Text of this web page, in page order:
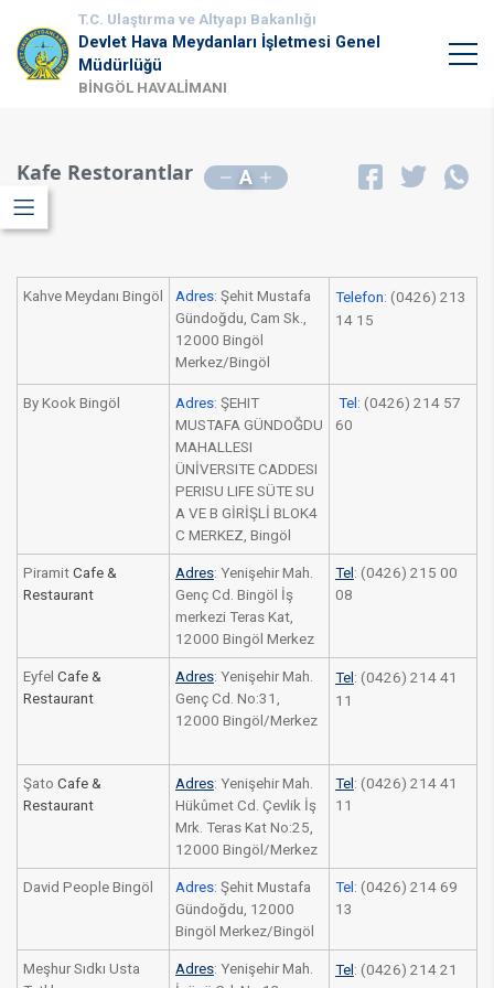
T.C. Ulaştırma ve Altyapı Bakanlığı
Devlet Hava Meydanları İşletmesi Genel
Müdürlüğü
BİNGÖL HAVALİMANI
Kafe Restorantlar A
Kahve Meydanı Bingöl Adres: Şehit Mustafa
Gündoğdu, Cam Sk.,
12000 Bingöl
Merkez/Bingöl
Telefon: (0426) 213
14 15
By Kook Bingöl Adres: ŞEHIT
MUSTAFA GÜNDOĞDU
MAHALLESI
ÜNİVERSITE CADDESI
PERISU LIFE SÜTE SU
A VE B GİRİŞLİ BLOK4
C MERKEZ, Bingöl
Tel : (0426) 214 57
60
Piramit Cafe &
Restaurant
Adres: Yenişehir Mah.
Genç Cd. Bingöl İş
merkezi Teras Kat,
12000 Bingöl Merkez
Tel : (0426) 215 00
08
Eyfel Cafe &
Restaurant
Adres: Yenişehir Mah.
Genç Cd. No:31,
12000 Bingöl/Merkez
Tel : (0426) 214 41
11
Şato Cafe &
Restaurant
Adres: Yenişehir Mah.
Hükûmet Cd. Çevlik İş
Mrk. Teras Kat No:25,
12000 Bingöl/Merkez
Tel : (0426) 214 41
11
David People Bingöl Adres: Şehit Mustafa
Gündoğdu, 12000
Bingöl Merkez/Bingöl
Tel : (0426) 214 69
13
Meşhur Sıdkı Usta
Adres: Yenişehir Mah.
Tel : (0426) 214 21